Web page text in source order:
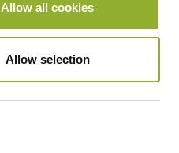
Allow all cookies
Allow selection